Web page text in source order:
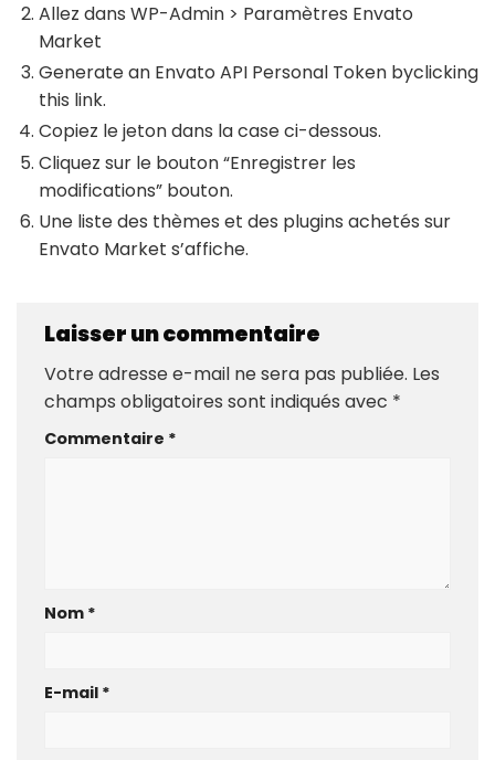
Allez dans WP-Admin > Paramètres Envato
Market
Generate an Envato API Personal Token byclicking
this link.
Copiez le jeton dans la case ci-dessous.
Cliquez sur le bouton “Enregistrer les
modifications” bouton.
Une liste des thèmes et des plugins achetés sur
Envato Market s’affiche.
Laisser un commentaire
Votre adresse e-mail ne sera pas publiée. Les
champs obligatoires sont indiqués avec *
Commentaire *
Nom *
E-mail *